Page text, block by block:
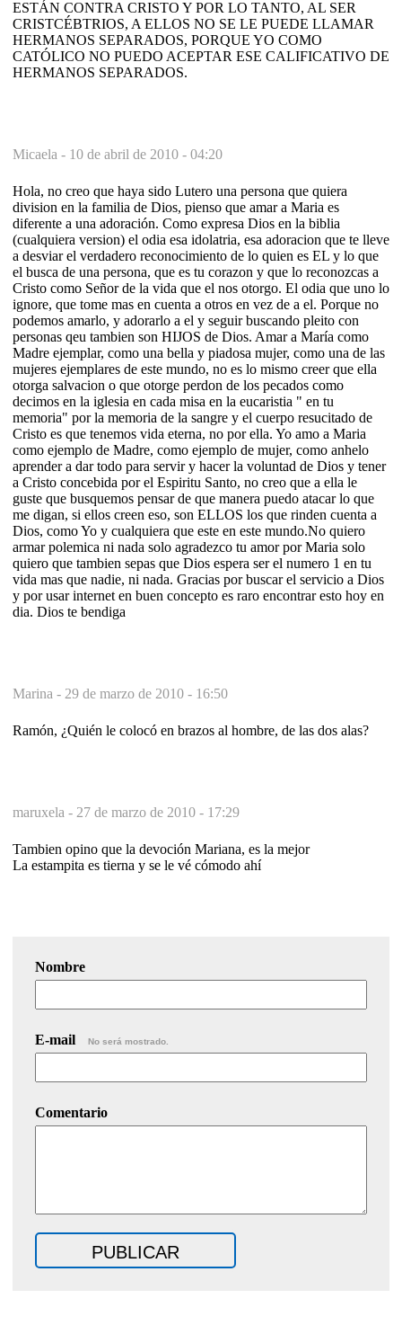
ESTÁN CONTRA CRISTO Y POR LO TANTO, AL SER
CRISTCÉBTRIOS, A ELLOS NO SE LE PUEDE LLAMAR
HERMANOS SEPARADOS, PORQUE YO COMO
CATÓLICO NO PUEDO ACEPTAR ESE CALIFICATIVO DE
HERMANOS SEPARADOS.
Micaela - 10 de abril de 2010 - 04:20
Hola, no creo que haya sido Lutero una persona que quiera
division en la familia de Dios, pienso que amar a Maria es
diferente a una adoración. Como expresa Dios en la biblia
(cualquiera version) el odia esa idolatria, esa adoracion que te lleve
a desviar el verdadero reconocimiento de lo quien es EL y lo que
el busca de una persona, que es tu corazon y que lo reconozcas a
Cristo como Señor de la vida que el nos otorgo. El odia que uno lo
ignore, que tome mas en cuenta a otros en vez de a el. Porque no
podemos amarlo, y adorarlo a el y seguir buscando pleito con
personas qeu tambien son HIJOS de Dios. Amar a María como
Madre ejemplar, como una bella y piadosa mujer, como una de las
mujeres ejemplares de este mundo, no es lo mismo creer que ella
otorga salvacion o que otorge perdon de los pecados como
decimos en la iglesia en cada misa en la eucaristia " en tu
memoria" por la memoria de la sangre y el cuerpo resucitado de
Cristo es que tenemos vida eterna, no por ella. Yo amo a Maria
como ejemplo de Madre, como ejemplo de mujer, como anhelo
aprender a dar todo para servir y hacer la voluntad de Dios y tener
a Cristo concebida por el Espiritu Santo, no creo que a ella le
guste que busquemos pensar de que manera puedo atacar lo que
me digan, si ellos creen eso, son ELLOS los que rinden cuenta a
Dios, como Yo y cualquiera que este en este mundo.No quiero
armar polemica ni nada solo agradezco tu amor por Maria solo
quiero que tambien sepas que Dios espera ser el numero 1 en tu
vida mas que nadie, ni nada. Gracias por buscar el servicio a Dios
y por usar internet en buen concepto es raro encontrar esto hoy en
dia. Dios te bendiga
Marina - 29 de marzo de 2010 - 16:50
Ramón, ¿Quién le colocó en brazos al hombre, de las dos alas?
maruxela - 27 de marzo de 2010 - 17:29
Tambien opino que la devoción Mariana, es la mejor
La estampita es tierna y se le vé cómodo ahí
Nombre
E-mail No será mostrado.
Comentario